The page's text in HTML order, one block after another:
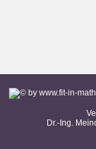
Dr.-Ing.